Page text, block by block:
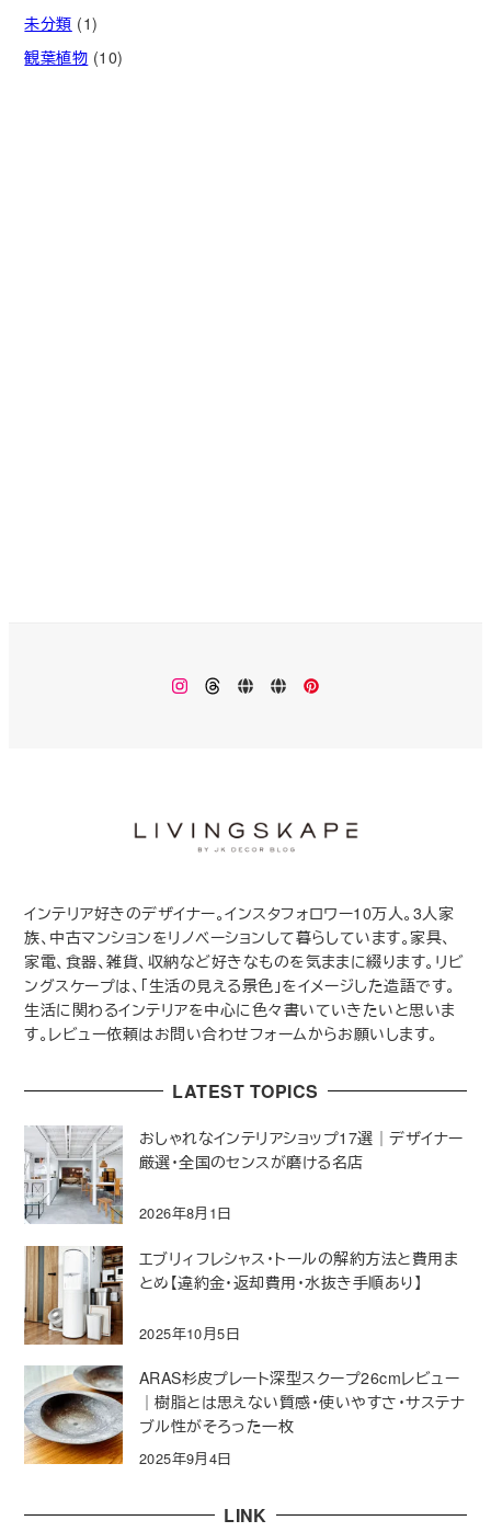
未分類 (1)
観葉植物 (10)
Instagram
Threads
楽 Monokhrome
Pinterest
インテリア好きのデザイナー。インスタフォロワー10万人。3人家
族、中古マンションをリノベーションして暮らしています。家具、
家電、食器、雑貨、収納など好きなものを気ままに綴ります。リビ
ングスケープは、「生活の見える景色」をイメージした造語です。
生活に関わるインテリアを中心に色々書いていきたいと思いま
す。レビュー依頼はお問い合わせフォームからお願いします。
LATEST TOPICS
おしゃれなインテリアショップ17選｜デザイナー
厳選・全国のセンスが磨ける名店
2026年8月1日
エブリィフレシャス・トールの解約方法と費用ま
とめ【違約金・返却費用・水抜き手順あり】
2025年10月5日
ARAS杉皮プレート深型スクープ26cmレビュー
｜樹脂とは思えない質感・使いやすさ・サステナ
ブル性がそろった一枚
2025年9月4日
LINK